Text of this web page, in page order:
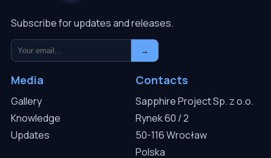
Subscribe for updates and releases.
→
Media
Gallery
Knowledge
Updates
Contacts
Sapphire Project Sp. z o.o.
Rynek 60 / 2
50-116 Wrocław
Polska